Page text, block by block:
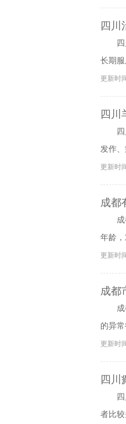
四川
长期
更新时
四川
发作
更新时
成都
年龄
更新时
成都
的异
更新时
四川
者比